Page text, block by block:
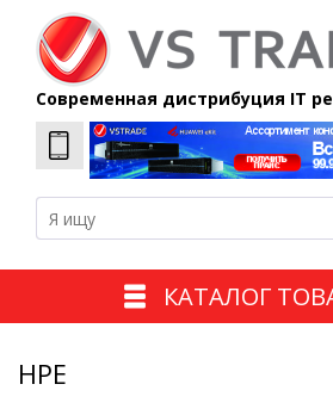
Современная дистрибуция IT
КАТАЛОГ
HPE